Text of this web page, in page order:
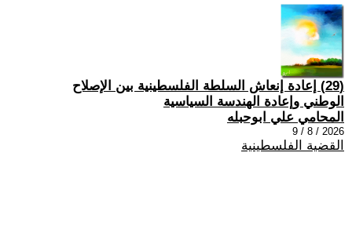
(29) إعادة إنعاش السلطة الفلسطينية بين الإصلاح
الوطني وإعادة الهندسة السياسية
المحامي علي ابوحبله
2026 / 8 / 9
القضية الفلسطينية